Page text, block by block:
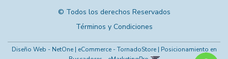
© Todos los derechos Reservados
Términos y Condiciones
Diseño Web - NetOne| eCommerce - TornadoStore| Posicionamiento en